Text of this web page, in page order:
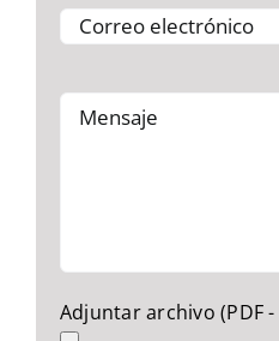
Adjuntar archivo (PDF -